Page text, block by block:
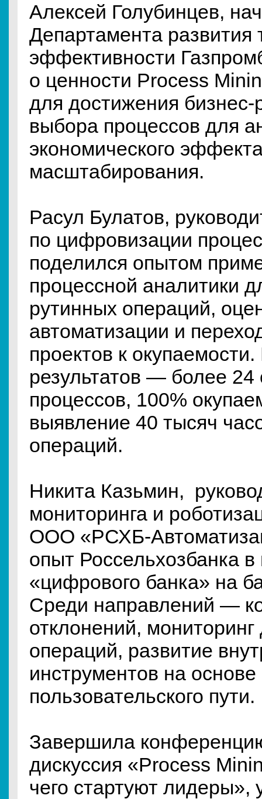
Алексей Голубинцев,
Департамента развития
эффективности
о ценности Process
для достижения бизнес-
выбора процессов для
экономического
масштабирования.
Расул Булатов,
по цифровизации
поделился опытом
процессной аналитики
рутинных операций,
автоматизации и
проектов к
результатов — более
процессов, 100%
выявление 40 тысяч
операций.
Никита Казьмин,
мониторинга и
ООО «РСХБ-
опыт Россельхозбанка в
«цифрового банка» на
Среди направлений —
отклонений,
операций, развитие
инструментов на
пользовательского пути.
Завершила
дискуссия «Process
чего стартуют лидеры»,